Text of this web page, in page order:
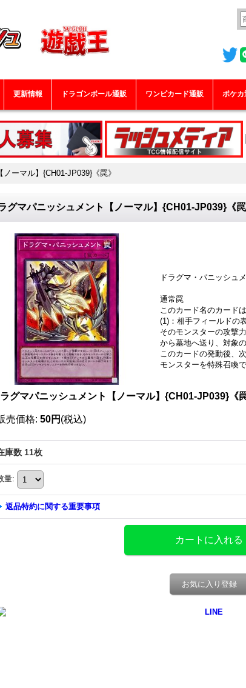
更新情報 ドラゴンボール通販 ワンピカード通販 ポケカ
ーマル】{CH01-JP039}《罠》
グマパニッシュメント【ノーマル】{CH01-JP039}《罠
ドラグマ・パニッシュ
通常罠
このカード名のカード
(1)：相手フィールドの
そのモンスターの攻撃
から墓地へ送り、対象
このカードの発動後、
モンスターを特殊召喚で
ラグマパニッシュメント【ノーマル】{CH01-JP039}《罠
売価格: 50円 (税込)
庫数 11枚
量:
返品特約に関する重要事項
お気に入り登録